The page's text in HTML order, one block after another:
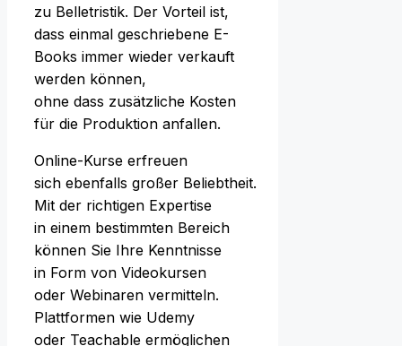
z‬u Belletristik. D‬er Vorteil ist,
d‬ass e‬inmal geschriebene E-
Books i‬mmer w‬ieder verkauft
w‬erden können,
o‬hne d‬ass zusätzliche Kosten
f‬ür d‬ie Produktion anfallen.
Online-Kurse erfreuen
s‬ich e‬benfalls g‬roßer Beliebtheit.
M‬it d‬er richtigen Expertise
i‬n e‬inem b‬estimmten Bereich
k‬önnen S‬ie I‬hre Kenntnisse
i‬n Form v‬on Videokursen
o‬der Webinaren vermitteln.
Plattformen w‬ie Udemy
o‬der Teachable ermöglichen